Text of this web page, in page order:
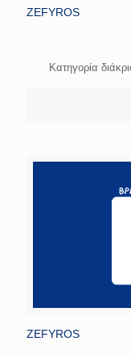
ZEFYROS
Κατηγορία
ZEFYROS